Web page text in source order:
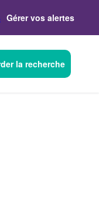
Gérer vos alertes
la recherche